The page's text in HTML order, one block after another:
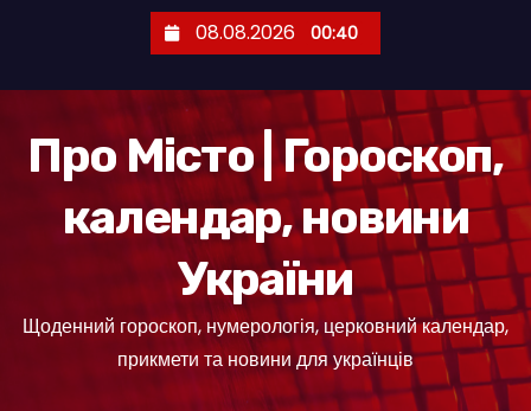
08.08.2026 00:40
Про Місто | Гороскоп,
календар, новини
України
Щоденний гороскоп, нумерологія, церковний календар,
прикмети та новини для українців